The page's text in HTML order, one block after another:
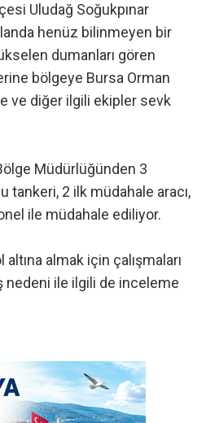
Uludağ Soğukpınar
henüz bilinmeyen bir
dumanları gören
bölgeye Bursa Orman
ve diğer ilgili ekipler sevk
Müdürlüğünden 3
tankeri, 2 ilk müdahale aracı,
ile müdahale ediliyor.
almak için çalışmaları
nedeni ile ilgili de inceleme